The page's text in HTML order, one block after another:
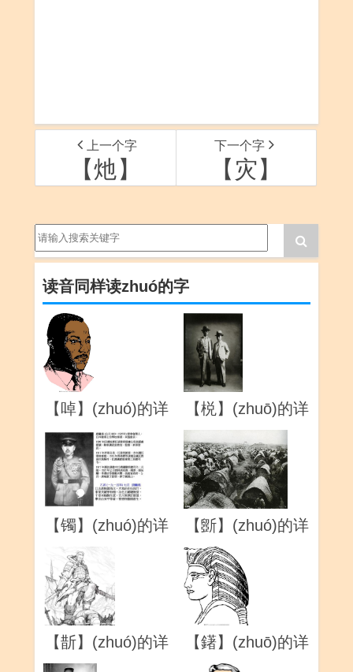
上一个字
【灺】
下一个字
【灾】
读音同样读zhuó的字
【啅】(zhuó)的详
解
【棁】(zhuō)的详
【镯】(zhuó)的详
【斵】(zhuó)的详
【斮】(zhuó)的详
【鐯】(zhuō)的详